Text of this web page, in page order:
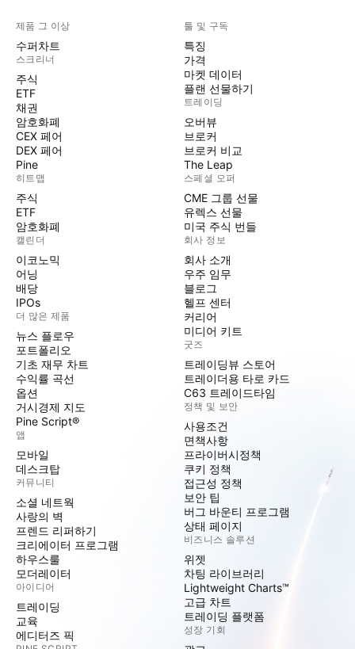
제품 그 이상
수퍼차트
스크리너
주식
ETF
채권
암호화폐
CEX 페어
DEX 페어
Pine
히트맵
주식
ETF
암호화폐
캘린더
이코노믹
어닝
배당
IPOs
더 많은 제품
뉴스 플로우
포트폴리오
기초 재무 차트
수익률 곡선
옵션
거시경제 지도
Pine Script®
앱
모바일
데스크탑
커뮤니티
소셜 네트웍
사랑의 벽
프렌드 리퍼하기
크리에이터 프로그램
하우스룰
모더레이터
아이디어
트레이딩
교육
에디터즈 픽
툴 및 구독
특징
가격
마켓 데이터
플랜 선물하기
트레이딩
오버뷰
브로커
브로커 비교
The Leap
스페셜 오퍼
CME 그룹 선물
유렉스 선물
미국 주식 번들
회사 정보
회사 소개
우주 임무
블로그
헬프 센터
커리어
미디어 키트
굿즈
트레이딩뷰 스토어
트레이더용 타로 카드
C63 트레이드타임
정책 및 보안
사용조건
면책사항
프라이버시정책
쿠키 정책
접근성 정책
보안 팁
버그 바운티 프로그램
상태 페이지
비즈니스 솔루션
위젯
차팅 라이브러리
Lightweight Charts™
고급 차트
트레이딩 플랫폼
성장 기회